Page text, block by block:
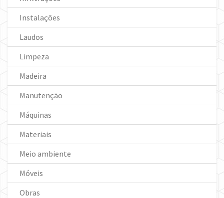
Instalações
Laudos
Limpeza
Madeira
Manutenção
Máquinas
Materiais
Meio ambiente
Móveis
Obras